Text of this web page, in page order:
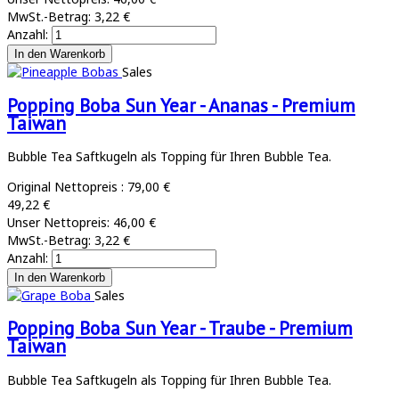
MwSt.-Betrag: 3,22 €
Anzahl:
Sales
Popping Boba Sun Year - Ananas - Premium
Taiwan
Bubble Tea Saftkugeln als Topping für Ihren Bubble Tea.
Original Nettopreis : 79,00 €
49,22 €
Unser Nettopreis: 46,00 €
MwSt.-Betrag: 3,22 €
Anzahl:
Sales
Popping Boba Sun Year - Traube - Premium
Taiwan
Bubble Tea Saftkugeln als Topping für Ihren Bubble Tea.